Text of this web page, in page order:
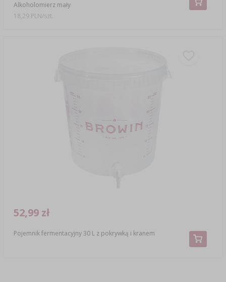
Alkoholomierz mały
18,29 PLN/szt.
Pojemnik fermentacyjny 30 L z pokrywką i kranem
52,99 zł